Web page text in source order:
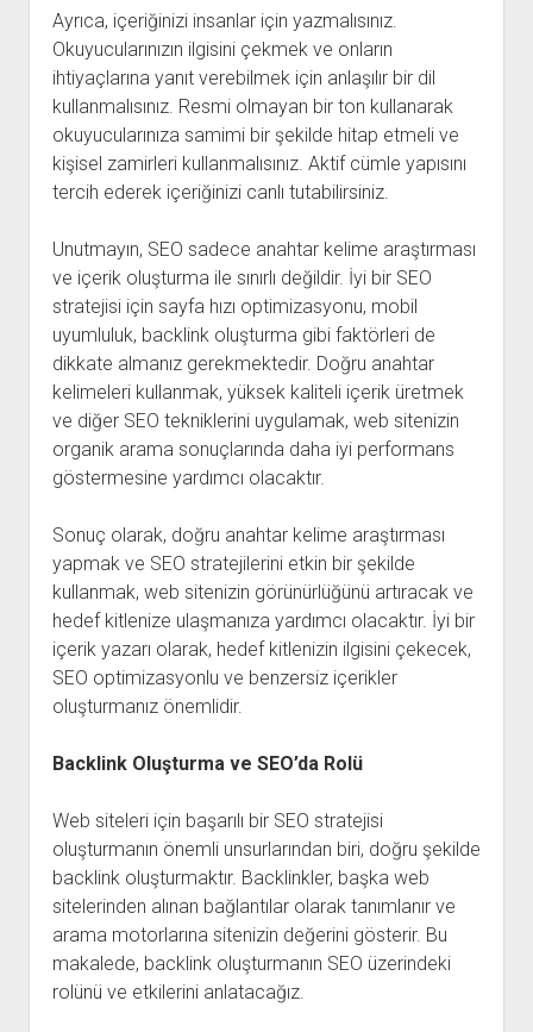
Ayrıca, içeriğinizi insanlar için yazmalısınız.
Okuyucularınızın ilgisini çekmek ve onların
ihtiyaçlarına yanıt verebilmek için anlaşılır bir dil
kullanmalısınız. Resmi olmayan bir ton kullanarak
okuyucularınıza samimi bir şekilde hitap etmeli ve
kişisel zamirleri kullanmalısınız. Aktif cümle yapısını
tercih ederek içeriğinizi canlı tutabilirsiniz.
Unutmayın, SEO sadece anahtar kelime araştırması
ve içerik oluşturma ile sınırlı değildir. İyi bir SEO
stratejisi için sayfa hızı optimizasyonu, mobil
uyumluluk, backlink oluşturma gibi faktörleri de
dikkate almanız gerekmektedir. Doğru anahtar
kelimeleri kullanmak, yüksek kaliteli içerik üretmek
ve diğer SEO tekniklerini uygulamak, web sitenizin
organik arama sonuçlarında daha iyi performans
göstermesine yardımcı olacaktır.
Sonuç olarak, doğru anahtar kelime araştırması
yapmak ve SEO stratejilerini etkin bir şekilde
kullanmak, web sitenizin görünürlüğünü artıracak ve
hedef kitlenize ulaşmanıza yardımcı olacaktır. İyi bir
içerik yazarı olarak, hedef kitlenizin ilgisini çekecek,
SEO optimizasyonlu ve benzersiz içerikler
oluşturmanız önemlidir.
Backlink Oluşturma ve SEO’da Rolü
Web siteleri için başarılı bir SEO stratejisi
oluşturmanın önemli unsurlarından biri, doğru şekilde
backlink oluşturmaktır. Backlinkler, başka web
sitelerinden alınan bağlantılar olarak tanımlanır ve
arama motorlarına sitenizin değerini gösterir. Bu
makalede, backlink oluşturmanın SEO üzerindeki
rolünü ve etkilerini anlatacağız.